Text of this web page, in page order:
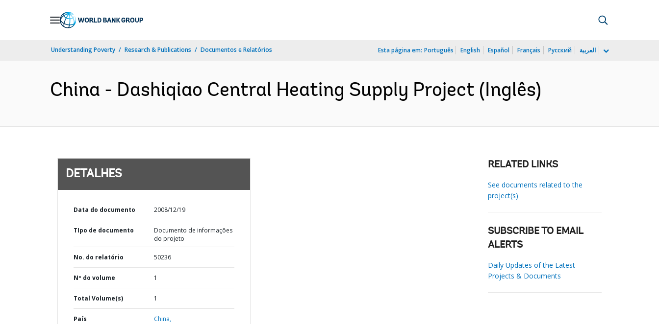
Understanding Poverty Research & Publications Documentos e Relatórios Esta página em: Português English Español Français Русский العربية
China - Dashiqiao Central Heating Supply Project (Inglês)
DETALHES
Data do documento 2008/12/19
TIpo de documento
Documento de informações
do projeto
No. do relatório 50236
Nº do volume 1
Total Volume(s) 1
País China,
RELATED LINKS
See documents related to the
project(s)
SUBSCRIBE TO EMAIL
ALERTS
Daily Updates of the Latest
Projects & Documents